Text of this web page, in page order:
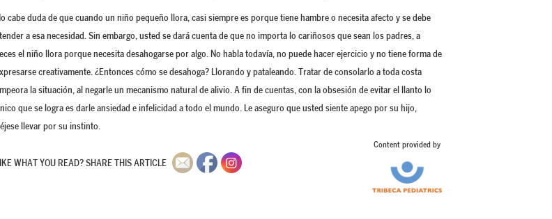
cabe duda de que cuando un niño pequeño llora, casi siempre es porque tiene hambre o necesita afecto y se debe
a esa necesidad. Sin embargo, usted se dará cuenta de que no importa lo cariñosos que sean los padres, a
el niño llora porque necesita desahogarse por algo. No habla todavía, no puede hacer ejercicio y no tiene forma de
creativamente. ¿Entonces cómo se desahoga? Llorando y pataleando. Tratar de consolarlo a toda costa
la situación, al negarle un mecanismo natural de alivio. A fin de cuentas, con la obsesión de evitar el llanto lo
que se logra es darle ansiedad e infelicidad a todo el mundo. Le aseguro que usted siente apego por su hijo,
llevar por su instinto.
WHAT YOU READ? SHARE THIS ARTICLE
Content provided by